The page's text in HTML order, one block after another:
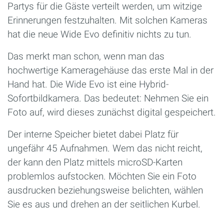
Partys für die Gäste verteilt werden, um witzige
Erinnerungen festzuhalten. Mit solchen Kameras
hat die neue Wide Evo definitiv nichts zu tun.
Das merkt man schon, wenn man das
hochwertige Kameragehäuse das erste Mal in der
Hand hat. Die Wide Evo ist eine Hybrid-
Sofortbildkamera. Das bedeutet: Nehmen Sie ein
Foto auf, wird dieses zunächst digital gespeichert.
Der interne Speicher bietet dabei Platz für
ungefähr 45 Aufnahmen. Wem das nicht reicht,
der kann den Platz mittels microSD-Karten
problemlos aufstocken. Möchten Sie ein Foto
ausdrucken beziehungsweise belichten, wählen
Sie es aus und drehen an der seitlichen Kurbel.